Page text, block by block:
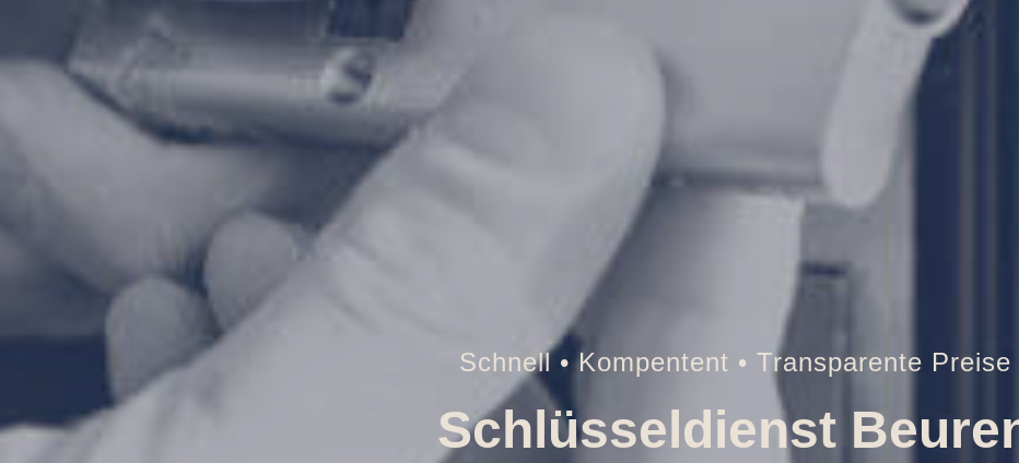
Tresor • Auto • Briefkasten • Brandschutztür
Öffnungen aller Art